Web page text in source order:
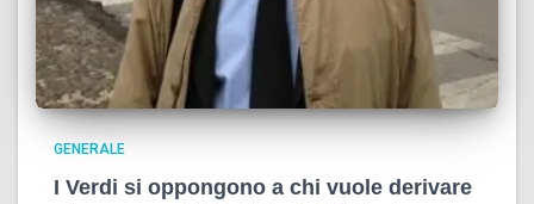
GENERALE
I Verdi si oppongono a chi vuole derivare